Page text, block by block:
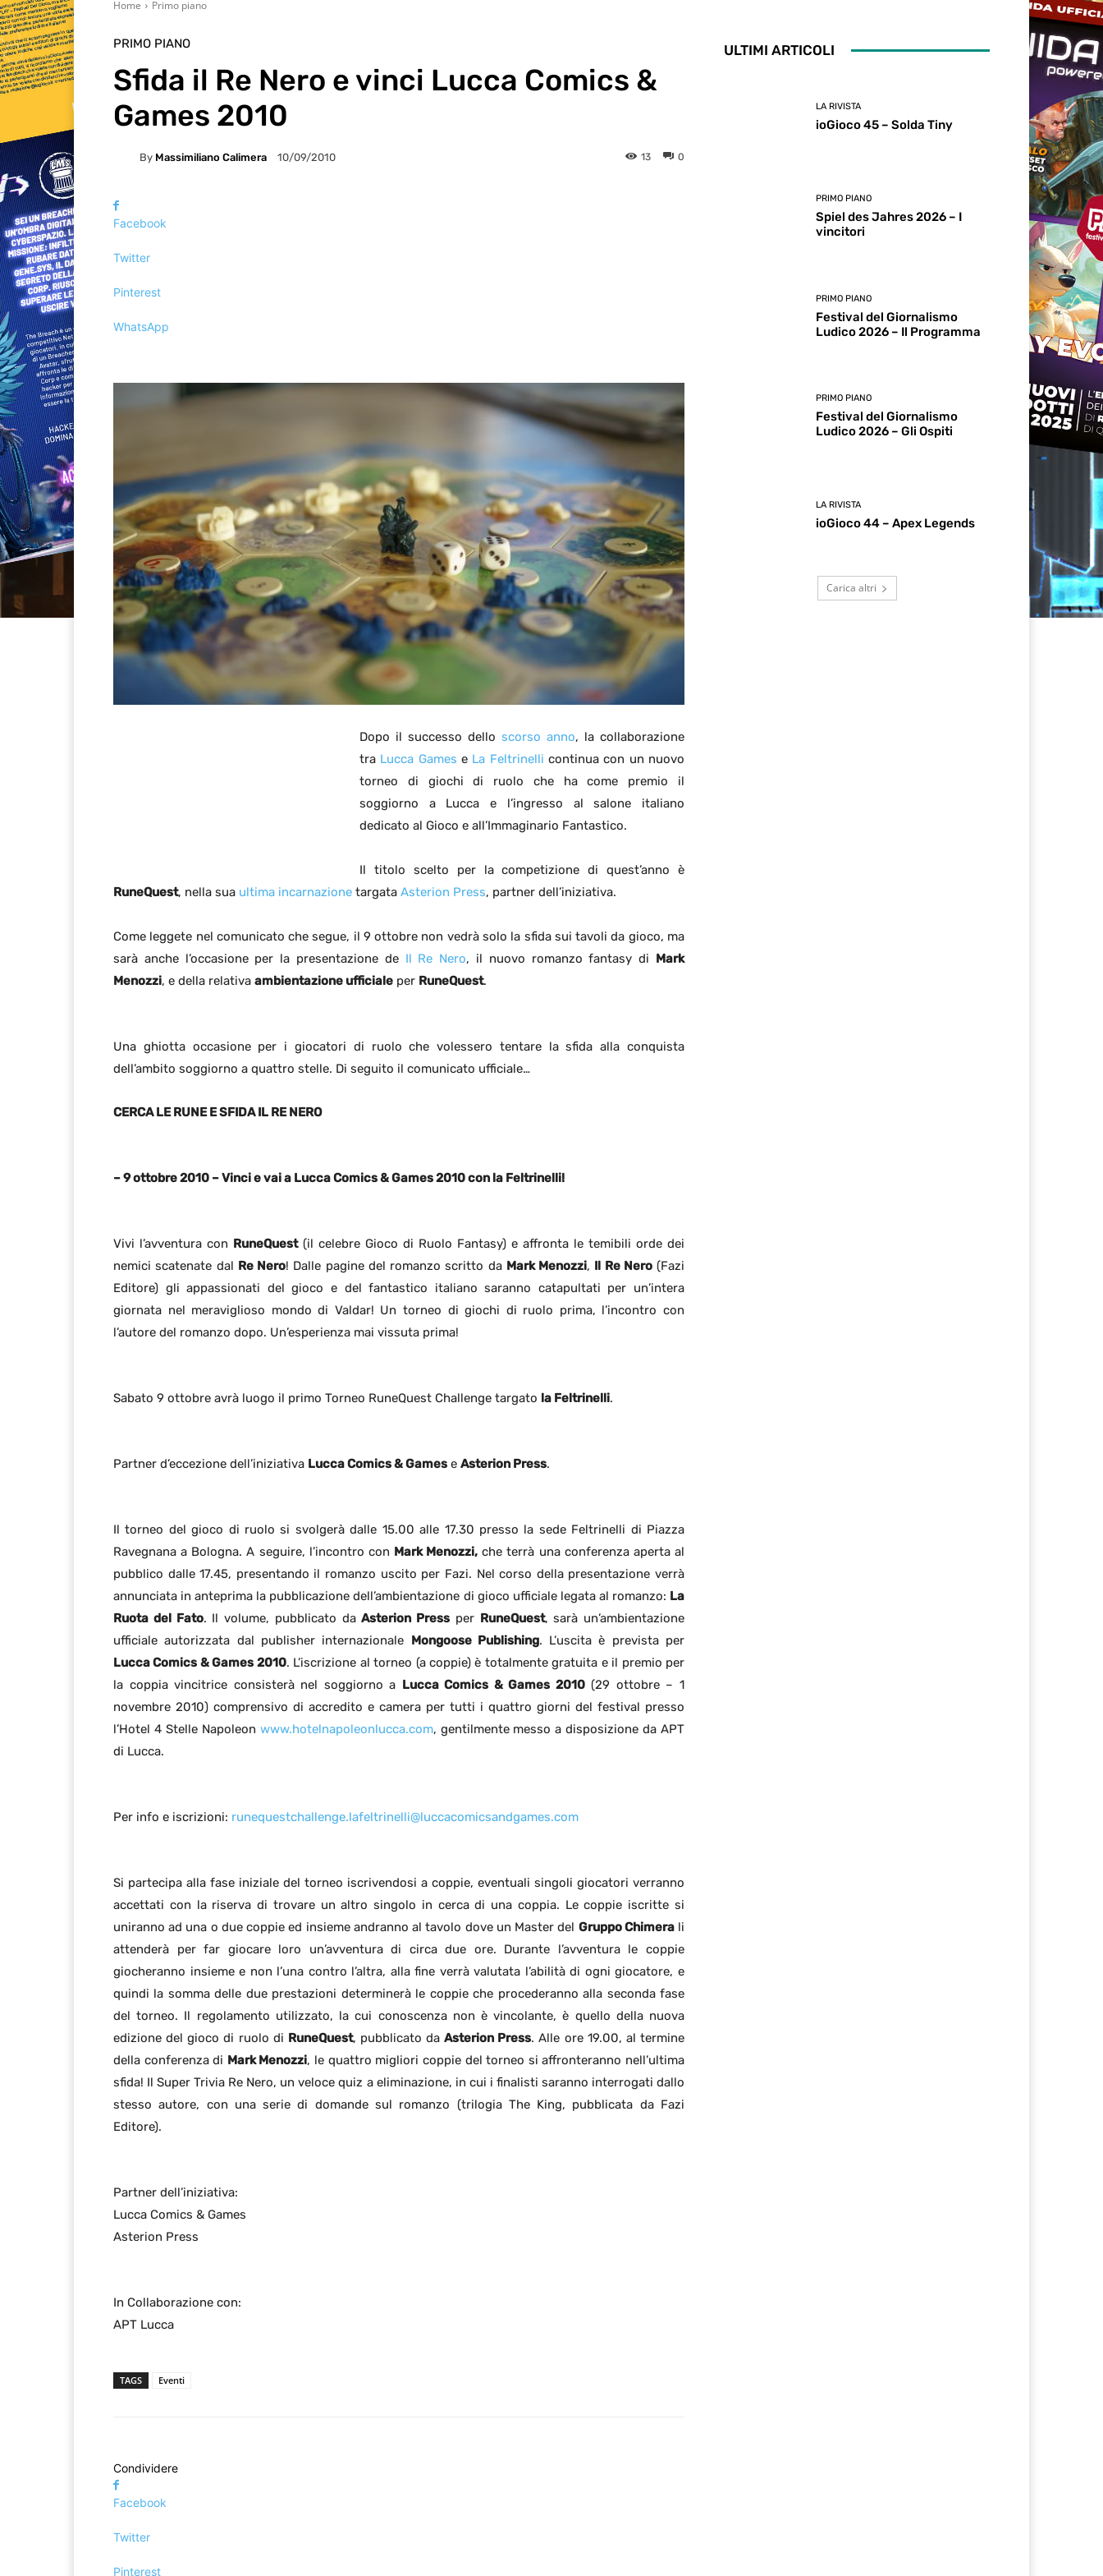
Home Primo piano
PRIMO PIANO
Sfida il Re Nero e vinci Lucca Comics &
Games 2010
By Massimiliano Calimera 10/09/2010 0
13
Facebook
Twitter
Pinterest
WhatsApp
Dopo il successo dello scorso anno, la collaborazione
tra Lucca Gamese La Feltrinelli continua con un nuovo
torneo di giochi di ruolo che ha come premio il
soggiorno a Lucca e l’ingresso al salone italiano
dedicato al Gioco e all’Immaginario Fantastico.
Il titolo scelto per la competizione di quest’anno è
RuneQuest, nella sua ultima incarnazione targata Asterion Press, partner dell’iniziativa.
Come leggete nel comunicato che segue, il 9 ottobre non vedrà solo la sfida sui tavoli da gioco, ma
sarà anche l’occasione per la presentazione de Il Re Nero, il nuovo romanzo fantasy di Mark
Menozzi, e della relativa ambientazione ufficiale per RuneQuest.
Una ghiotta occasione per i giocatori di ruolo che volessero tentare la sfida alla conquista
dell’ambito soggiorno a quattro stelle. Di seguito il comunicato ufficiale…
CERCA LE RUNE E SFIDA IL RE NERO
– 9 ottobre 2010 – Vinci e vai a Lucca Comics & Games 2010 con la Feltrinelli!
Vivi l’avventura con RuneQuest(il celebre Gioco di Ruolo Fantasy) e affronta le temibili orde dei
nemici scatenate dal Re Nero! Dalle pagine del romanzo scritto da Mark Menozzi, Il Re Nero(Fazi
Editore) gli appassionati del gioco e del fantastico italiano saranno catapultati per un’intera
giornata nel meraviglioso mondo di Valdar! Un torneo di giochi di ruolo prima, l’incontro con
l’autore del romanzo dopo. Un’esperienza mai vissuta prima!
Sabato 9 ottobre avrà luogo il primo Torneo RuneQuest Challenge targato la Feltrinelli.
Partner d’eccezione dell’iniziativa Lucca Comics & Games e Asterion Press.
Il torneo del gioco di ruolo si svolgerà dalle 15.00 alle 17.30 presso la sede Feltrinelli di Piazza
Ravegnana a Bologna. A seguire, l’incontro con Mark Menozzi, che terrà una conferenza aperta al
pubblico dalle 17.45, presentando il romanzo uscito per Fazi. Nel corso della presentazione verrà
annunciata in anteprima la pubblicazione dell’ambientazione di gioco ufficiale legata al romanzo: La
Ruota del Fato. Il volume, pubblicato daAsterion Press per RuneQuest, sarà un’ambientazione
ufficiale autorizzata dal publisher internazionale Mongoose Publishing. L’uscita è prevista per
Lucca Comics & Games 2010. L’iscrizione al torneo (a coppie) è totalmente gratuita e il premio per
la coppia vincitrice consisterà nel soggiorno a Lucca Comics & Games 2010(29 ottobre – 1
novembre 2010) comprensivo di accredito e camera per tutti i quattro giorni del festival presso
l’Hotel 4 Stelle Napoleon www.hotelnapoleonlucca.com, gentilmente messo a disposizione da APT
di Lucca.
Per info e iscrizioni: runequestchallenge.lafeltrinelli@luccacomicsandgames.com
Si partecipa alla fase iniziale del torneo iscrivendosi a coppie, eventuali singoli giocatori verranno
accettati con la riserva di trovare un altro singolo in cerca di una coppia. Le coppie iscritte si
uniranno ad una o due coppie ed insieme andranno al tavolo dove un Master del Gruppo Chimerali
attenderà per far giocare loro un’avventura di circa due ore. Durante l’avventura le coppie
giocheranno insieme e non l’una contro l’altra, alla fine verrà valutata l’abilità di ogni giocatore, e
quindi la somma delle due prestazioni determinerà le coppie che procederanno alla seconda fase
del torneo. Il regolamento utilizzato, la cui conoscenza non è vincolante, è quello della nuova
edizione del gioco di ruolo di RuneQuest, pubblicato daAsterion Press. Alle ore 19.00, al termine
della conferenza di Mark Menozzi, le quattro migliori coppie del torneo si affronteranno nell’ultima
sfida! Il Super Trivia Re Nero, un veloce quiz a eliminazione, in cui i finalisti saranno interrogati dallo
stesso autore, con una serie di domande sul romanzo (trilogia The King, pubblicata da Fazi
Editore).
Partner dell’iniziativa:
Lucca Comics & Games
Asterion Press
In Collaborazione con:
APT Lucca
TAGS Eventi
Condividere
Facebook
Twitter
Pinterest
ULTIMI ARTICOLI
LA RIVISTA
ioGioco 45 – Solda Tiny
PRIMO PIANO
Spiel des Jahres 2026 – I
vincitori
PRIMO PIANO
Festival del Giornalismo
Ludico 2026 – Il Programma
PRIMO PIANO
Festival del Giornalismo
Ludico 2026 – Gli Ospiti
LA RIVISTA
ioGioco 44 – Apex Legends
Carica altri